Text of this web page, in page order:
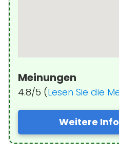
Meinungen
4.8/5 (Lesen Sie die
Weitere